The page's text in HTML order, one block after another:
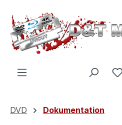
Zum Hauptinhalt springen
DVD Dokumentation